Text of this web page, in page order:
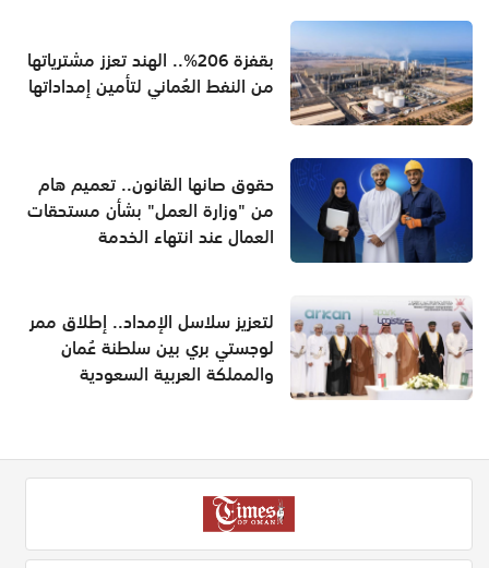
بقفزة 206%.. الهند تعزز مشترياتها
من النفط العُماني لتأمين إمداداتها
حقوق صانها القانون.. تعميم هام
من "وزارة العمل" بشأن مستحقات
العمال عند انتهاء الخدمة
لتعزيز سلاسل الإمداد.. إطلاق ممر
لوجستي بري بين سلطنة عُمان
والمملكة العربية السعودية